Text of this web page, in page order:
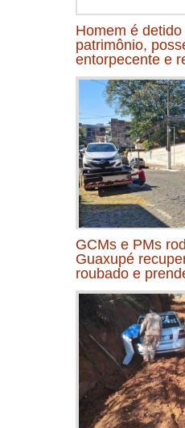
Homem é
patrimônio,
entorpecente e
GCMs e PMs
Guaxupé
roubado e